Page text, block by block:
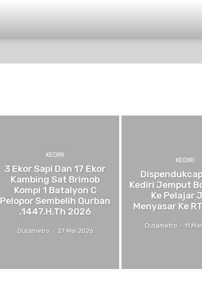
KEDIRI
3 Ekor Sapi Dan 17 Ekor
Kambing Sat Brimob
Kompi 1 Batalyon C
Pelopor Sembelih Qurban
.1447.H.Th 2026
Dutametro - 27 Mei 2026
KEDIRI
Kediri Jemput
Ke Pelajar
Menyasar Ke
Dutametro - 11